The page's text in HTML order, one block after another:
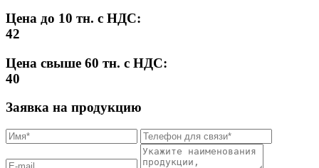
Цена до 10 тн. с НДС:
42
Цена свыше 60 тн. с НДС:
40
Заявка на продукцию